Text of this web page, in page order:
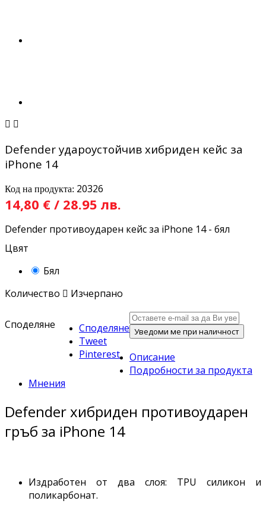
 
Defender удароустойчив хибриден кейс за
iPhone 14
Код на продукта: 20326
14,80 € / 28.95 лв.
Defender противоударен кейс за iPhone 14 - бял
Цвят
Бял
Количество  Изчерпано
Споделяне
Споделяне
Tweet
Pinterest
Уведоми ме при наличност
Описание
Подробности за продукта
Мнения
Defender хибриден противоударен
гръб за iPhone 14
Издработен от два слоя: TPU силикон и
поликарбонат.